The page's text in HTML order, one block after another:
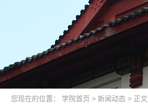
您现在的位置： 学院首页 >新闻动态 > 正文